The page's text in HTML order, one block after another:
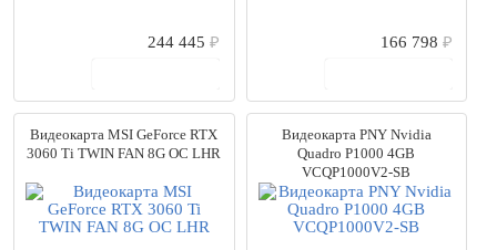
244 445₽
166 798 ₽
Видеокарта MSI GeForce RTX
3060 Ti TWIN FAN 8G OC LHR
Видеокарта PNY Nvidia
Quadro P1000 4GB
VCQP1000V2-SB